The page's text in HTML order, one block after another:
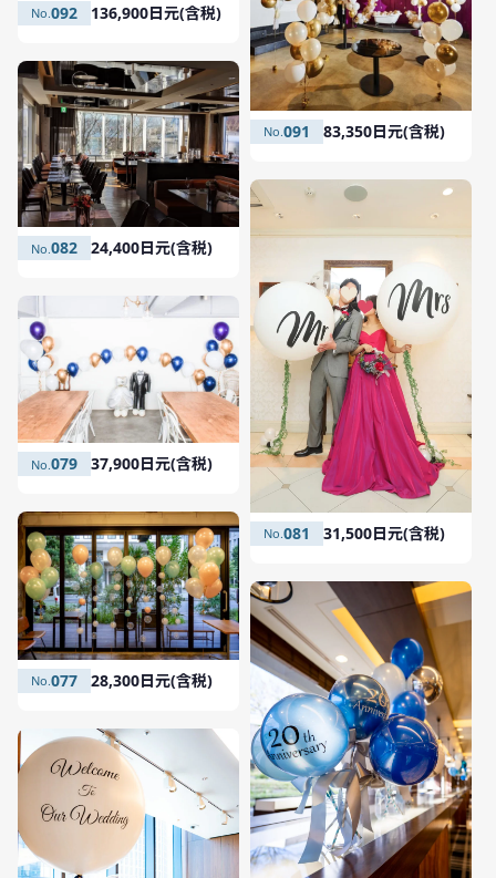
092 136,900日元(含税)
091 83,350日元(含税)
082 24,400日元(含税)
081 31,500日元(含税)
079 37,900日元(含税)
077 28,300日元(含税)